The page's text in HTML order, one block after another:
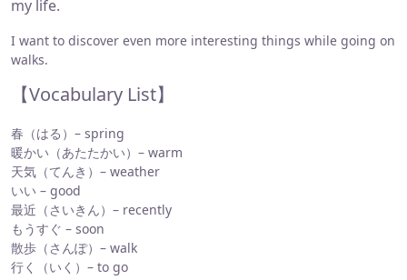
my life.
I want to discover even more interesting things while going on
walks.
【Vocabulary List】
春（はる）– spring
暖かい（あたたかい）– warm
天気（てんき）– weather
いい – good
最近（さいきん）– recently
もうすぐ – soon
散歩（さんぽ）– walk
行く（いく）– to go